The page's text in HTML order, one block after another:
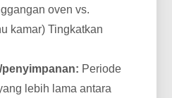
oven vs.
kamar) Tingkatkan
penyimpanan: Periode
lebih lama antara